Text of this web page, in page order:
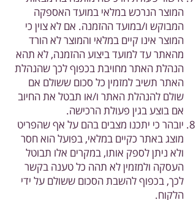
המוצר הנרכש במלאי במועד האספקה
המבוקש ו/במועד ההזמנה. אם לא צוין כי
המוצר אינו קיים במלאי והמוצר לא הורד
מהאתר עד למועד ביצוע ההזמנה, לא תהא
הנהלת האתר מחויבת בכפוף לכך שהנהלת
האתר תשיב למזמין כל סכום ששולם אם
שולם להנהלת האתר ו/או תבטל את החיוב
אם בוצע בגין פעולת הרכישה.
יובהר כי יתכנו מצבים בהם על אף שהפריט
מוצג באתר כקיים במלאי, בפועל הוא חסר
ולא ניתן לספק אותו, במקרים אלו תבוטל
העסקה ולמזמין לא תהה כל טענה בקשר
לכך, בכפוף להשבת הסכום ששולם על ידי
הלקוח.